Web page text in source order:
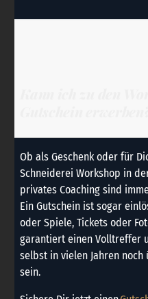
Ob als Geschenk oder für
Schneiderei Workshop in
privates Coaching sind
Ein Gutschein ist sogar
oder Spiele, Tickets oder
garantiert einen Volltreffer
selbst in vielen Jahren
sein.